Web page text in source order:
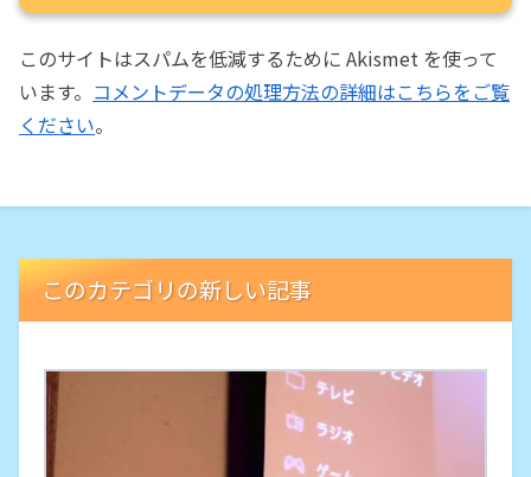
このサイトはスパムを低減するために Akismet を使って
います。 コメントデータの処理方法の詳細はこちらをご覧
ください。
このカテゴリの新しい記事